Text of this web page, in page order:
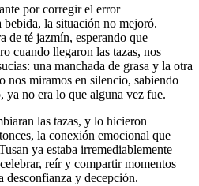
por corregir el error
la situación no mejoró.
de té jazmín, esperando que
cuando llegaron las tazas, nos
una manchada de grasa y la otra
nos miramos en silencio, sabiendo
ya no era lo que alguna vez fue.
las tazas, y lo hicieron
la conexión emocional que
ya estaba irremediablemente
reír y compartir momentos
desconfianza y decepción.